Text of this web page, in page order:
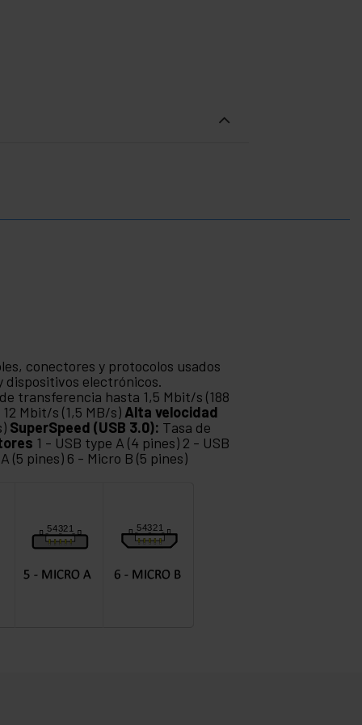
conectores y protocolos usados
dispositivos electrónicos.
transferencia hasta 1,5 Mbit/s (188
Mbit/s (1,5 MB/s) Alta velocidad
SuperSpeed (USB 3.0): Tasa de
1 - USB type A (4 pines) 2 - USB
(5 pines) 6 - Micro B (5 pines)